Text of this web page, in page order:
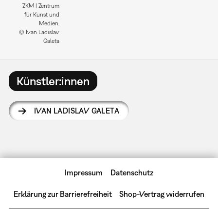
ZKM | Zentrum
für Kunst und
Medien.
© Ivan Ladislav
Galeta
Künstler:innen
IVAN LADISLAV GALETA
Impressum Datenschutz
Erklärung zur Barrierefreiheit Shop-Vertrag widerrufen